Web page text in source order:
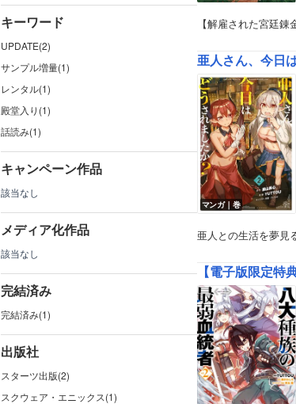
キーワード
UPDATE(2)
サンプル増量(1)
レンタル(1)
殿堂入り(1)
話読み(1)
キャンペーン作品
該当なし
メディア化作品
該当なし
完結済み
完結済み(1)
出版社
スターツ出版(2)
スクウェア・エニックス(1)
ボー
ティ
美女
女性写
【解雇された宮廷
亜人さん、今日
マンガ｜巻
亜人との生活を夢見
【電子版限定特